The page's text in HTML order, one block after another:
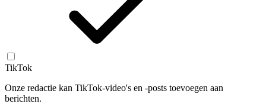
TikTok
Onze redactie kan TikTok-video's en -posts toevoegen aan
berichten.